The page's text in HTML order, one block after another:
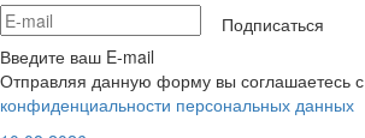
Подписаться
Введите ваш E-mail
Отправляя данную форму вы соглашаетесь с
конфиденциальности персональных данных